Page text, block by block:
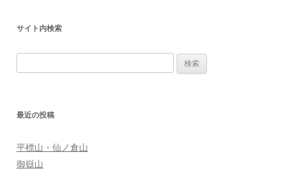
ナ
ビ
ゲ
シ
ン
サイト内検索
最近の投稿
平標山・仙ノ倉山
御嶽山